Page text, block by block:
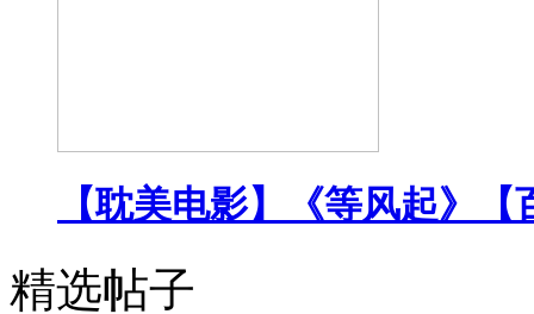
【耽美电影】《等风起》【
精选帖子